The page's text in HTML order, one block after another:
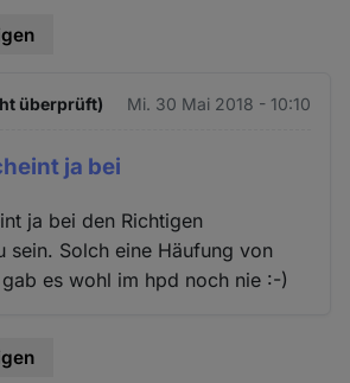
überprüft) Mi. 30 Mai 2018 - 10:10
ja bei
ja bei den Richtigen
sein. Solch eine Häufung von
es wohl im hpd noch nie :-)